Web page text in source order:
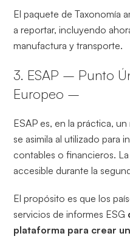
El paquete de Taxonomía
a reportar, incluyendo
manufactura y transporte.
3. ESAP – Punto
Europeo –
ESAP es, en la práctica,
se asimila al utilizado para
contables o financieros.
accesible durante la
El propósito es que los
servicios de informes ESG
plataforma para crear